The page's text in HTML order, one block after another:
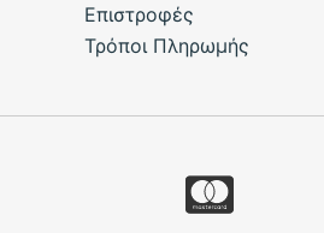
Επιστροφές
Τρόποι Πληρωμής